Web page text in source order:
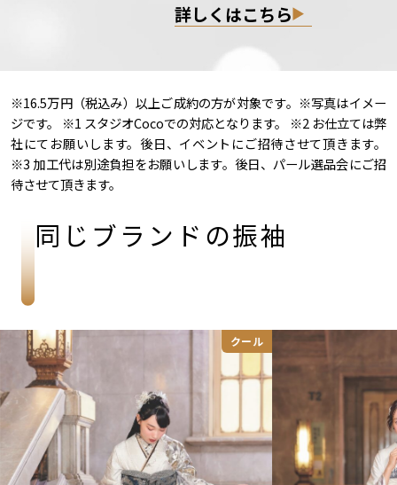
詳しくはこちら
※16.5万円（税込み）以上ご成約の方が対象です。※写真はイメー
ジです。 ※1 スタジオCocoでの対応となります。 ※2 お仕立ては弊
社にてお願いします。後日、イベントにご招待させて頂きます。
※3 加工代は別途負担をお願いします。後日、パール選品会にご招
待させて頂きます。
同じブランドの振袖
クール